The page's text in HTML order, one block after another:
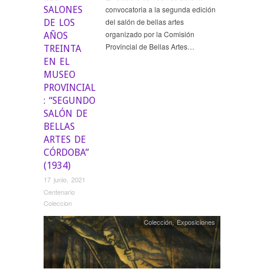
SALONES
DE LOS
AÑOS
TREINTA
EN EL
MUSEO
PROVINCIAL
: “SEGUNDO
SALÓN DE
BELLAS
ARTES DE
CÓRDOBA”
(1934)
17 junio, 2021
Centenario
Coleccion
convocatoria a la segunda edición
del salón de bellas artes
organizado por la Comisión
Provincial de Bellas Artes…
Colección,Exposiciones